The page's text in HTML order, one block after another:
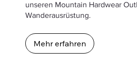
unseren Mountain Hardwear
Wanderausrüstung.
Mehr erfahren